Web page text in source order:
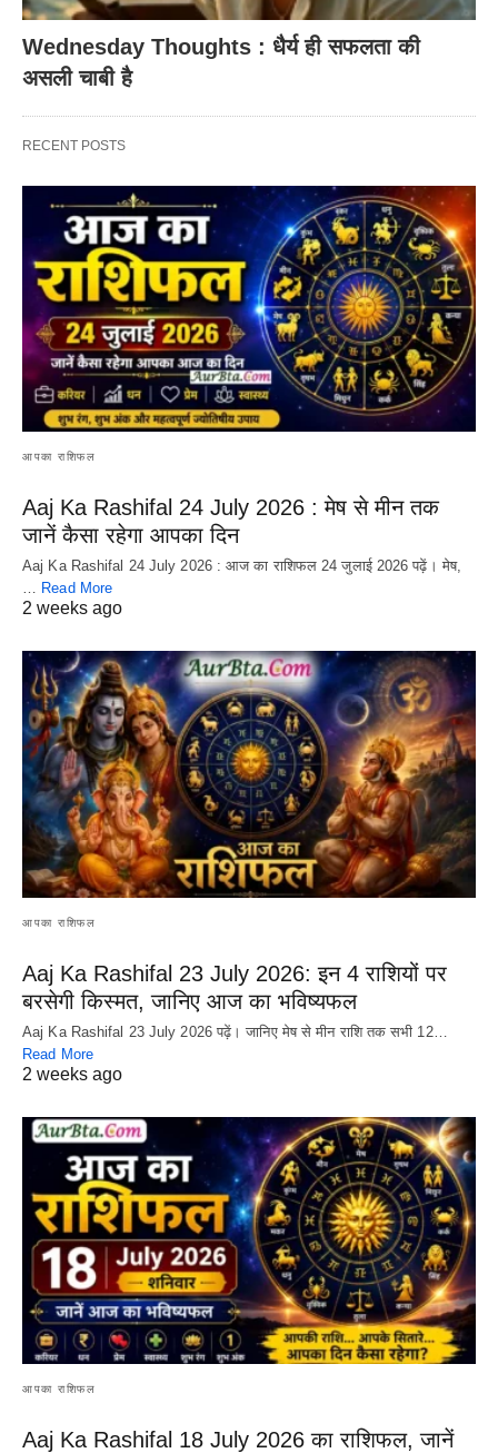
Wednesday Thoughts : धैर्य ही सफलता की
असली चाबी है
RECENT POSTS
आपका राशिफल
Aaj Ka Rashifal 24 July 2026 : मेष से मीन तक
जानें कैसा रहेगा आपका दिन
Aaj Ka Rashifal 24 July 2026 : आज का राशिफल 24 जुलाई 2026 पढ़ें। मेष,
… Read More
2 weeks ago
आपका राशिफल
Aaj Ka Rashifal 23 July 2026: इन 4 राशियों पर
बरसेगी किस्मत, जानिए आज का भविष्यफल
Aaj Ka Rashifal 23 July 2026 पढ़ें। जानिए मेष से मीन राशि तक सभी 12…
Read More
2 weeks ago
आपका राशिफल
Aaj Ka Rashifal 18 July 2026 का राशिफल, जानें